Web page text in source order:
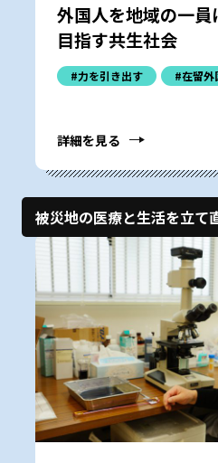
外国人を地域の一
目指す共生社会
#力を引き出す #在留外
詳細を見る
被災地の医療と生活を立て